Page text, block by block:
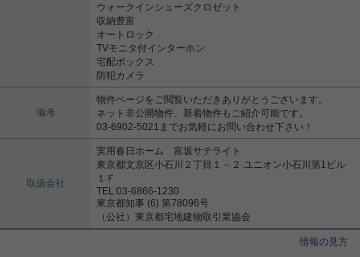
ウォークインシューズクロゼット
収納豊富
オートロック
TVモニタ付インターホン
宅配ボックス
防犯カメラ
備考
物件ページをご閲覧いただきありがとうございます。
ネット非公開物件、新着物件もご紹介可能です。
03-6902-5021までお気軽にお問い合わせ下さい！
取扱会社
実用春日ホーム 富坂サテライト
東京都文京区小石川２丁目１－２ ユニオン小石川第1ビル
１Ｆ
TEL:03-6866-1230
東京都知事 (6) 第78096号
（公社）東京都宅地建物取引業協会
情報の見方